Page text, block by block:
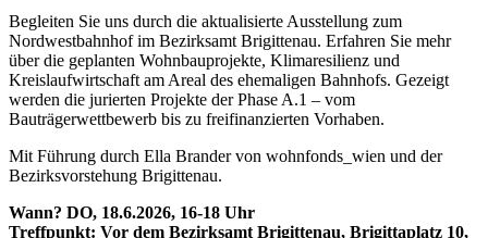
Begleiten Sie uns durch die aktualisierte Ausstellung zum
Nordwestbahnhof im Bezirksamt Brigittenau. Erfahren Sie mehr
über die geplanten Wohnbauprojekte, Klimaresilienz und
Kreislaufwirtschaft am Areal des ehemaligen Bahnhofs. Gezeigt
werden die jurierten Projekte der Phase A.1 – vom
Bauträgerwettbewerb bis zu freifinanzierten Vorhaben.
Mit Führung durch Ella Brander von wohnfonds_wien und der
Bezirksvorstehung Brigittenau.
Wann? DO, 18.6.2026, 16-18 Uhr
Treffpunkt: Vor dem Bezirksamt Brigittenau, Brigittaplatz 10,